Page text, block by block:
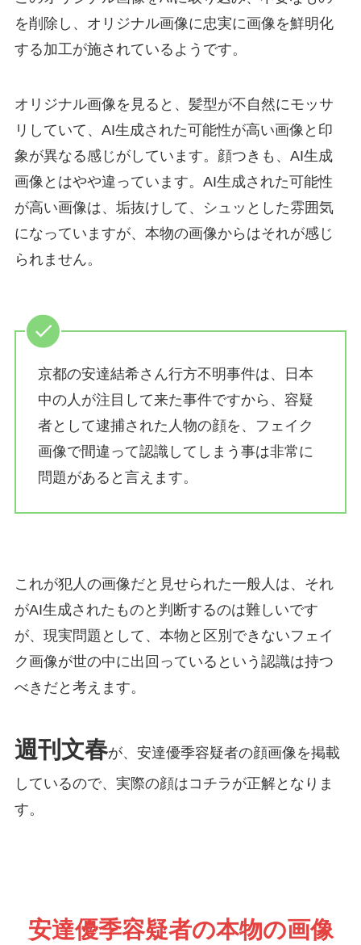
を削除し、オリジナル画像に忠実に画像を鮮明化
する加工が施されているようです。
オリジナル画像を見ると、髪型が不自然にモッサ
リしていて、AI生成された可能性が高い画像と印
象が異なる感じがしています。顔つきも、AI生成
画像とはやや違っています。AI生成された可能性
が高い画像は、垢抜けして、シュッとした雰囲気
になっていますが、本物の画像からはそれが感じ
られません。
京都の安達結希さん行方不明事件は、日本
中の人が注目して来た事件ですから、容疑
者として逮捕された人物の顔を、フェイク
画像で間違って認識してしまう事は非常に
問題があると言えます。
これが犯人の画像だと見せられた一般人は、それ
がAI生成されたものと判断するのは難しいです
が、現実問題として、本物と区別できないフェイ
ク画像が世の中に出回っているという認識は持つ
べきだと考えます。
週刊文春が、安達優季容疑者の顔画像を掲載
しているので、実際の顔はコチラが正解となりま
す。
安達優季容疑者の本物の画像